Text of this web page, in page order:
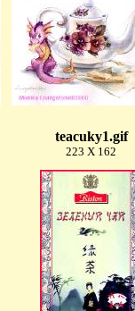
teacuky1.gif
223 X 162